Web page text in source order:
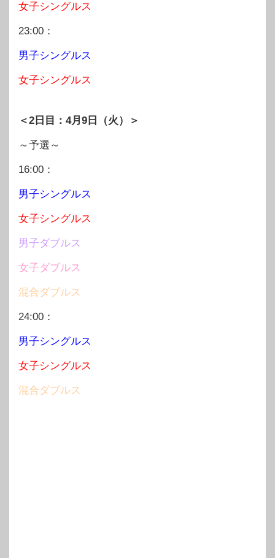
女子シングルス
23:00：
男子シングルス
女子シングルス
＜2日目：4月9日（火）＞
～予選～
16:00：
男子シングルス
女子シングルス
男子ダブルス
女子ダブルス
混合ダブルス
24:00：
男子シングルス
女子シングルス
混合ダブルス